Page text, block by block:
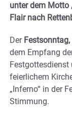
unter dem Motto
Flair nach
Der
dem Empfang
Festgottesdienst
feierlichem
„Inferno“ in der
Stimmung.